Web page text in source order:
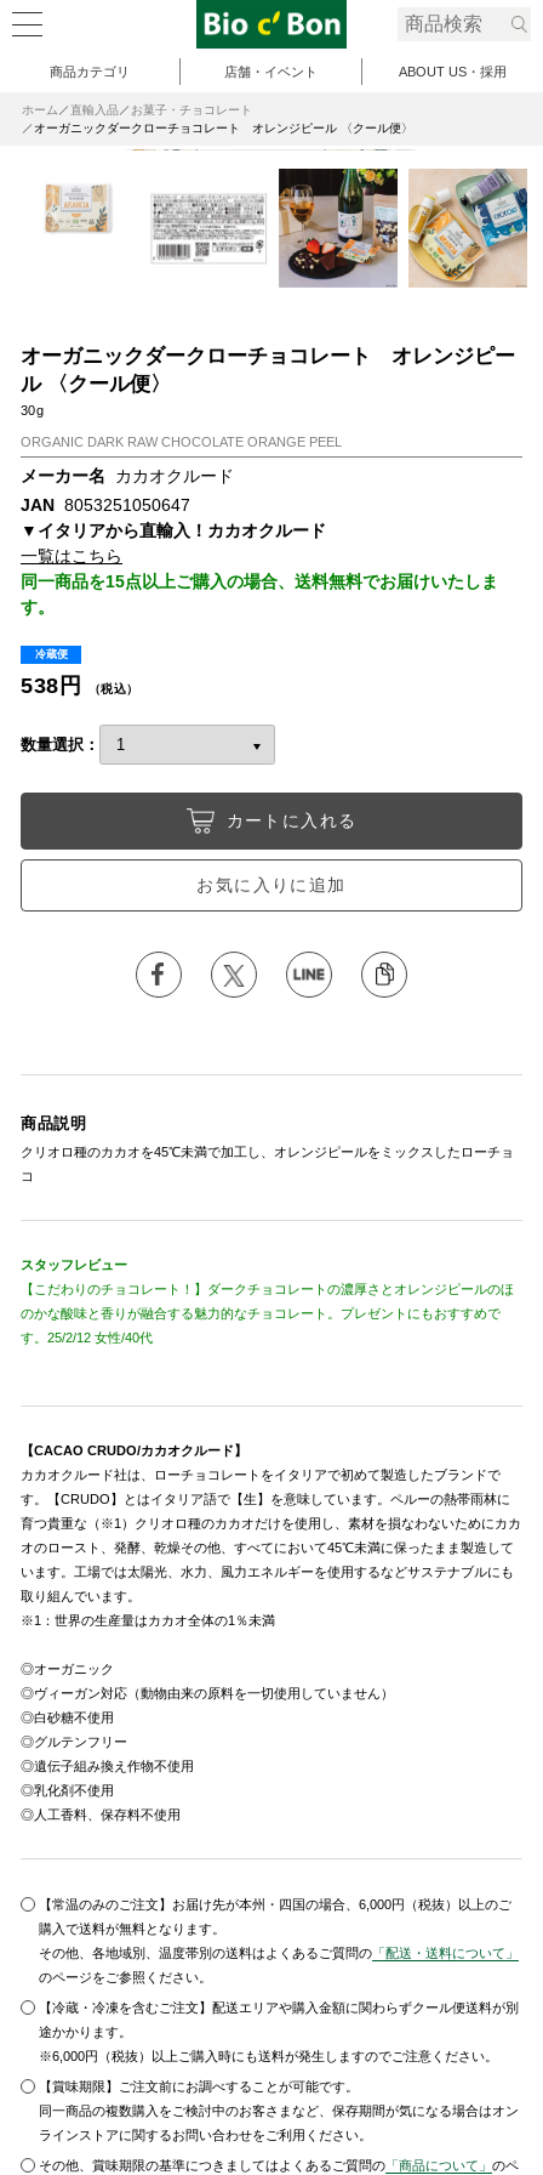
商品カテゴリ 店舗・イベント ABOUT US・採用
ホーム 直輸入品
お菓子・チョコレート
オーガニックダークローチョコレート オレンジピール 〈クール便〉
オーガニックダークローチョコレート オレンジピー
ル 〈クール便〉
30g
ORGANIC DARK RAW CHOCOLATE ORANGE PEEL
メーカー名
カカオクルード
JAN 8053251050647
▼イタリアから直輸入！カカオクルード
一覧はこちら
同一商品を15点以上ご購入の場合、送料無料でお届けいたしま
す。
冷蔵便
538円 （税込）
数量選択：
カートに入れる
お気に入りに追加
商品説明
クリオロ種のカカオを45℃未満で加工し、オレンジピールをミックスしたローチョ
コ
スタッフレビュー
【こだわりのチョコレート！】ダークチョコレートの濃厚さとオレンジピールのほ
のかな酸味と香りが融合する魅力的なチョコレート。プレゼントにもおすすめで
す。25/2/12 女性/40代
【CACAO CRUDO/カカオクルード】
カカオクルード社は、ローチョコレートをイタリアで初めて製造したブランドで
す。【CRUDO】とはイタリア語で【生】を意味しています。ペルーの熱帯雨林に
育つ貴重な（※1）クリオロ種のカカオだけを使用し、素材を損なわないためにカカ
オのロースト、発酵、乾燥その他、すべてにおいて45℃未満に保ったまま製造して
います。工場では太陽光、水力、風力エネルギーを使用するなどサステナブルにも
取り組んでいます。
※1：世界の生産量はカカオ全体の1％未満
◎オーガニック
◎ヴィーガン対応（動物由来の原料を一切使用していません）
◎白砂糖不使用
◎グルテンフリー
◎遺伝子組み換え作物不使用
◎乳化剤不使用
◎人工香料、保存料不使用
【常温のみのご注文】お届け先が本州・四国の場合、6,000円（税抜）以上のご
購入で送料が無料となります。
その他、各地域別、温度帯別の送料はよくあるご質問の 「配送・送料について」
のページをご参照ください。
【冷蔵・冷凍を含むご注文】配送エリアや購入金額に関わらずクール便送料が別
途かかります。
※6,000円（税抜）以上ご購入時にも送料が発生しますのでご注意ください。
【賞味期限】ご注文前にお調べすることが可能です。
同一商品の複数購入をご検討中のお客さまなど、保存期間が気になる場合はオン
ラインストアに関するお問い合わせをご利用ください。
その他、賞味期限の基準につきましてはよくあるご質問の 「商品について」のペ